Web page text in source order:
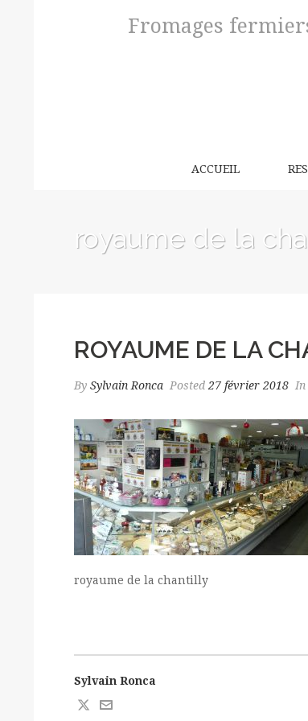
Fromages
ACCUEIL
royaume de la
ROYAUME DE LA
By Sylvain Ronca Posted 27 février 2018 In
royaume de la chantilly
Sylvain Ronca